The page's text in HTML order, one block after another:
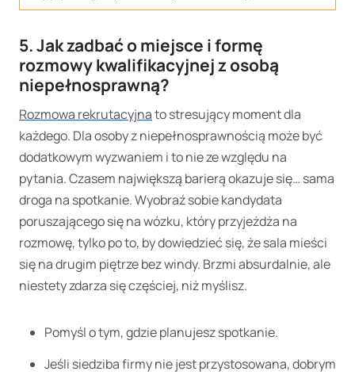
5. Jak zadbać o miejsce i formę
rozmowy kwalifikacyjnej z osobą
niepełnosprawną?
Rozmowa rekrutacyjnato stresujący moment dla
każdego. Dla osoby z niepełnosprawnością może być
dodatkowym wyzwaniem i to nie ze względu na
pytania. Czasem największą barierą okazuje się… sama
droga na spotkanie. Wyobraź sobie kandydata
poruszającego się na wózku, który przyjeżdża na
rozmowę, tylko po to, by dowiedzieć się, że sala mieści
się na drugim piętrze bez windy. Brzmi absurdalnie, ale
niestety zdarza się częściej, niż myślisz.
Pomyśl o tym, gdzie planujesz spotkanie.
Jeśli siedziba firmy nie jest przystosowana, dobrym